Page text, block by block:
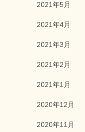
2021年5月
2021年4月
2021年3月
2021年2月
2021年1月
2020年12月
2020年11月